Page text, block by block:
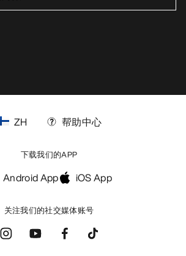
关注我们的社交媒体账号
ZH 帮助中心
下载我们的APP
Android App iOS App